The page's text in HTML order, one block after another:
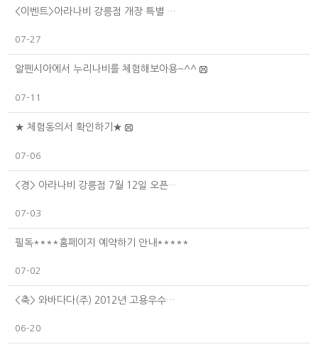
<이벤트>아라나비 강릉점 개장 특별 …
07-27
알펜시아에서 누리나비를 체험해보아용~^^
07-11
★ 체험동의서 확인하기★
07-06
<경> 아라나비 강릉점 7월 12일 오픈…
07-03
필독****홈페이지 예약하기 안내*****
07-02
<축> 와바다다(주) 2012년 고용우수…
06-20